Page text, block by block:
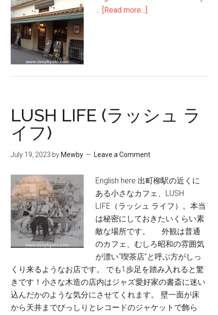
… [Read more...]
LUSH LIFE (ラッシュ ラ
イフ)
July 19, 2023 by Mewby Leave a Comment
English here 出町柳駅の近くに
ある小さなカフェ、LUSH
LIFE（ラッシュ ライフ）。本当
は秘密にしておきたいくらい素
敵な場所です。 外観は普通
のカフェ、むしろ昭和の雰囲気
が漂い“喫茶店”と呼ぶ方がしっ
くり来るようなお店です。 でも1歩足を踏み入れると驚
きです！小さな木造の店内はジャズ愛好家の書斎に迷い
込んだかのような気分にさせてくれます。 壁一面が床
から天井までびっしりとレコードのジャケットで飾ら